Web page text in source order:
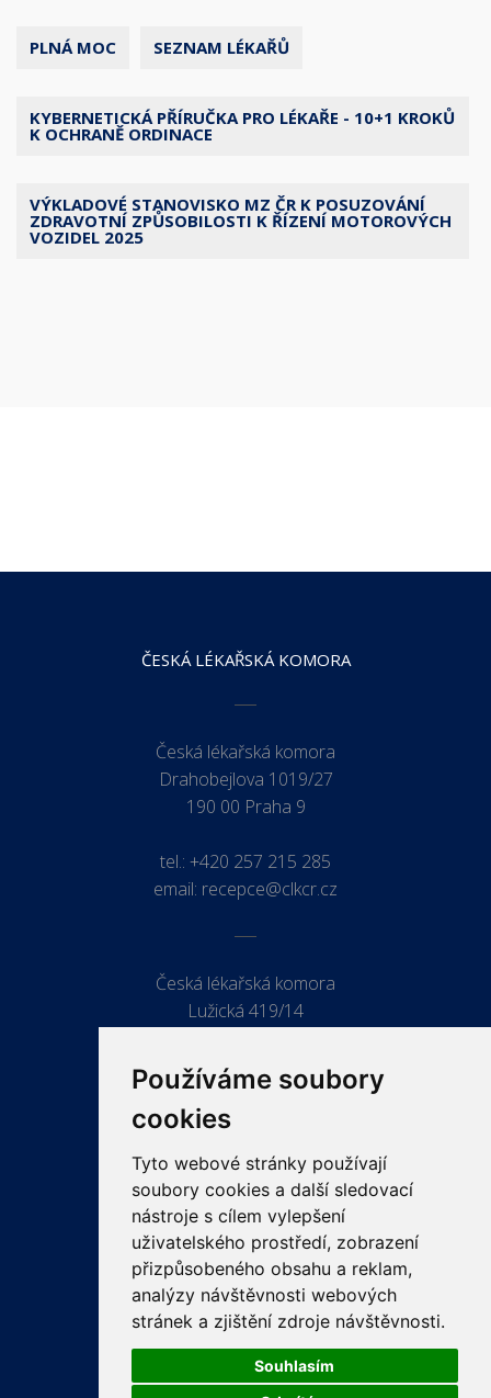
Používáme soubory
cookies
Tyto webové stránky používají
soubory cookies a další sledovací
nástroje s cílem vylepšení
uživatelského prostředí, zobrazení
přizpůsobeného obsahu a reklam,
analýzy návštěvnosti webových
stránek a zjištění zdroje návštěvnosti.
Souhlasím
PLNÁ MOC SEZNAM LÉKAŘŮ
KYBERNETICKÁ PŘÍRUČKA PRO LÉKAŘE - 10+1 KROKŮ
K OCHRANĚ ORDINACE
VÝKLADOVÉ STANOVISKO MZ ČR K POSUZOVÁNÍ
ZDRAVOTNÍ ZPŮSOBILOSTI K ŘÍZENÍ MOTOROVÝCH
VOZIDEL 2025
ČESKÁ LÉKAŘSKÁ KOMORA
Česká lékařská komora
Drahobejlova 1019/27
190 00 Praha 9
tel.: +420 257 215 285
email: recepce@clkcr.cz
Česká lékařská komora
Lužická 419/14
ODKAZY
PRO LÉKAŘE
PRO VEŘEJNOST
VZDĚLÁVÁNÍ